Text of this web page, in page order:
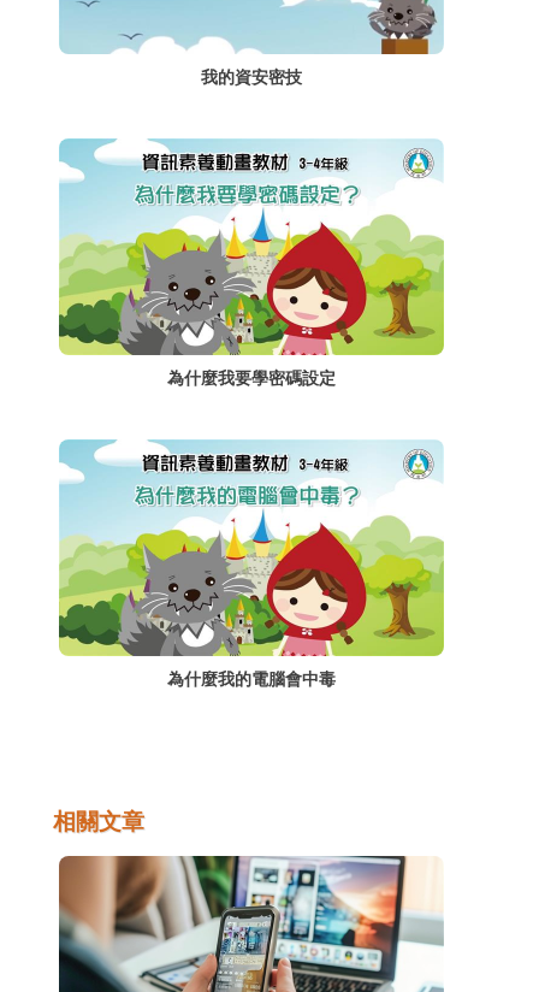
我的資安密技
為什麼我要學密碼設定
為什麼我的電腦會中毒
相關文章